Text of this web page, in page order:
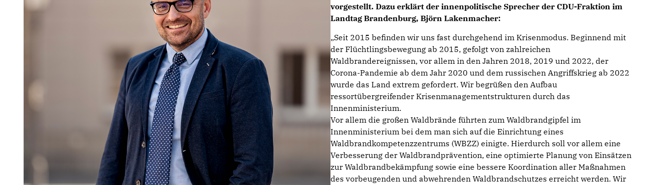
vorgestellt. Dazu erklärt der innenpolitische Sprecher der CDU-Fraktion im
Landtag Brandenburg, Björn Lakenmacher:
Seit 2015 befinden wir uns fast durchgehend im Krisenmodus. Beginnend mit
der Flüchtlingsbewegung ab 2015, gefolgt von zahlreichen
Waldbrandereignissen, vor allem in den Jahren 2018, 2019 und 2022, der
Corona-Pandemie ab dem Jahr 2020 und dem russischen Angriffskrieg ab 2022
wurde das Land extrem gefordert. Wir begrüßen den Aufbau
ressortübergreifender Krisenmanagementstrukturen durch das
Innenministerium.
Vor allem die großen Waldbrände führten zum Waldbrandgipfel im
Innenministerium bei dem man sich auf die Einrichtung eines
Waldbrandkompetenzzentrums (WBZZ) einigte. Hierdurch soll vor allem eine
Verbesserung der Waldbrandprävention, eine optimierte Planung von Einsätzen
zur Waldbrandbekämpfung sowie eine bessere Koordination aller Maßnahmen
des vorbeugenden und abwehrenden Waldbrandschutzes erreicht werden. Wir